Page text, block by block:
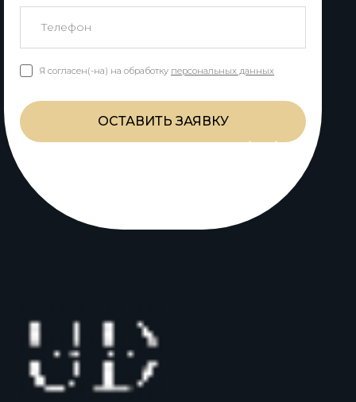
ОСТАВИТЬ ЗАЯВКУ
Я согласен(-на) на обработку персональных данных